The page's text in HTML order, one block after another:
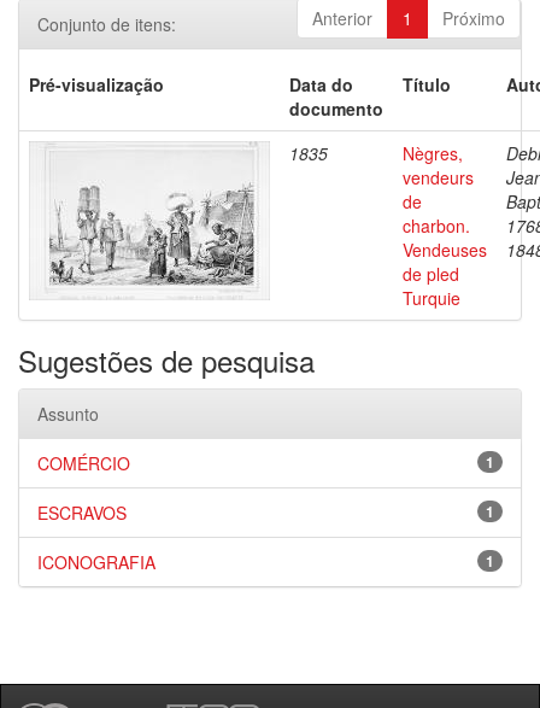
Anterior 1 Próximo
Conjunto de itens:
Pré-visualização
Data do
documento
Título
1835
Nègres,
vendeurs
de
charbon.
Vendeuses
de pled
Turquie
Sugestões de pesquisa
Assunto
1
COMÉRCIO
1
ESCRAVOS
1
ICONOGRAFIA